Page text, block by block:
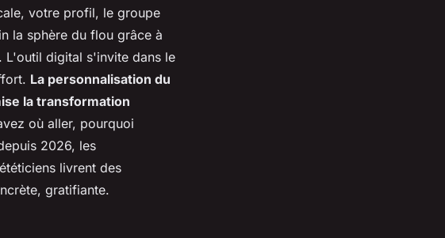
votre profil, le groupe
la sphère du flou grâce à
L'outil digital s'invite dans le
La personnalisation du
la transformation
où aller, pourquoi
2026, les
livrent des
gratifiante.